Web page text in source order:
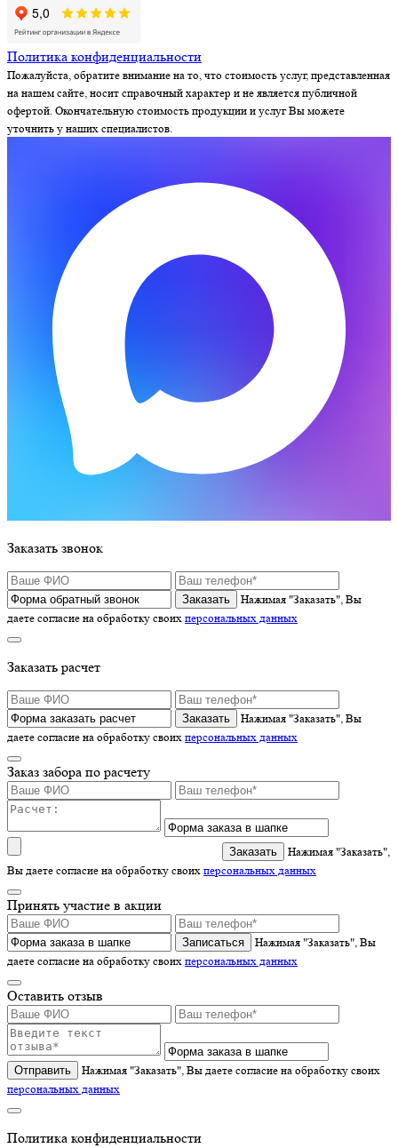
Политика конфиденциальности
Пожалуйста, обратите внимание на то, что стоимость услуг, представленная
на нашем сайте, носит справочный характер и не является публичной
офертой. Окончательную стоимость продукции и услуг Вы можете
уточнить у наших специалистов.
Заказать звонок
Нажимая "Заказать", Вы
даете согласие на обработку своих персональных данных
Заказать расчет
Нажимая "Заказать", Вы
даете согласие на обработку своих персональных данных
Заказ забора по расчету
Нажимая "Заказать",
Вы даете согласие на обработку своих персональных данных
Принять участие в акции
Записаться
Нажимая "Заказать", Вы
даете согласие на обработку своих персональных данных
Оставить отзыв
Отправить
Нажимая "Заказать", Вы даете согласие на обработку своих
персональных данных
Политика конфиденциальности